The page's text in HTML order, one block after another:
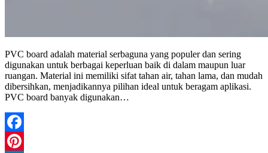
PVC board adalah material serbaguna yang populer dan sering
digunakan untuk berbagai keperluan baik di dalam maupun luar
ruangan. Material ini memiliki sifat tahan air, tahan lama, dan mudah
dibersihkan, menjadikannya pilihan ideal untuk beragam aplikasi.
PVC board banyak digunakan…
Facebook